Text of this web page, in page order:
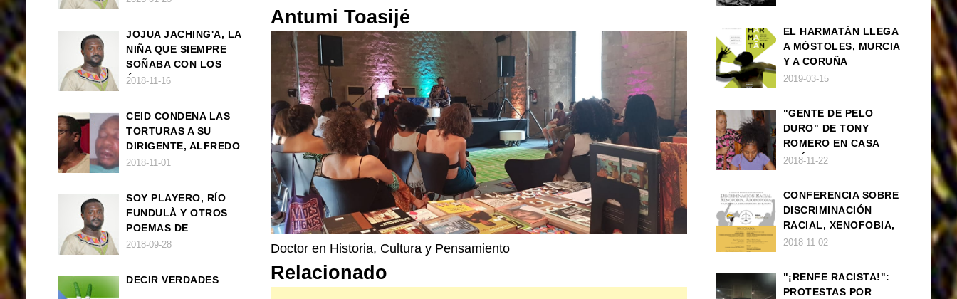
Antumi Toasijé
Doctor en Historia, Cultura y Pensamiento
Relacionado
JOJUA JACHING'A, LA
NIÑA QUE SIEMPRE
SOÑABA CON LOS
ÁNGELES (UN CUENTO
2018-11-16
CEID CONDENA LAS
TORTURAS A SU
DIRIGENTE, ALFREDO
OKENVE
2018-11-01
SOY PLAYERO, RÍO
FUNDULÀ Y OTROS
POEMAS DE
FRANCISCO
2018-09-28
DECIR VERDADES
EL HARMATÁN LLEGA
A MÓSTOLES, MURCIA
Y A CORUÑA
2019-03-15
"GENTE DE PELO
DURO" DE TONY
ROMERO EN CASA
AMÉRICA
2018-11-22
CONFERENCIA SOBRE
DISCRIMINACIÓN
RACIAL, XENOFOBIA,
APOROFOBIA Y AUGE
2018-11-02
"¡RENFE RACISTA!":
PROTESTAS POR